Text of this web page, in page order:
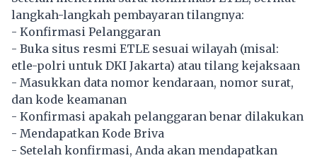
langkah-langkah pembayaran tilangnya:
- Konfirmasi Pelanggaran
- Buka situs resmi ETLE sesuai wilayah (misal:
etle-polri untuk DKI Jakarta) atau tilang kejaksaan
- Masukkan data nomor kendaraan, nomor surat,
dan kode keamanan
- Konfirmasi apakah pelanggaran benar dilakukan
- Mendapatkan Kode Briva
- Setelah konfirmasi, Anda akan mendapatkan